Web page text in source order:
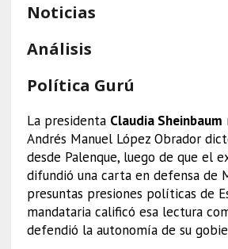
Noticias
Análisis
Política Gurú
La presidenta Claudia Sheinbaum
Andrés Manuel López Obrador
desde Palenque, luego de que el
difundió una carta en defensa de
presuntas presiones políticas de
mandataria calificó esa lectura
defendió la autonomía de su